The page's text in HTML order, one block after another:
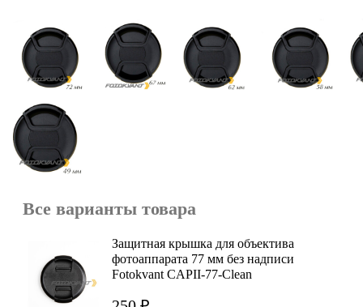
Все варианты товара
Защитная крышка для объектива
фотоаппарата 77 мм без надписи
Fotokvant CAPII-77-Clean